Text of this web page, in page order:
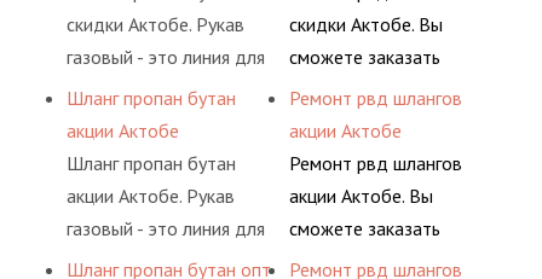
(кислород, аргон, метан,
пропан, бутан,
определенными
элементами системы.
скидки Актобе. Рукав
газовый - это линия для
подачи сжатого
воздуха и различных
типов сжиженного газа
(кислород, аргон, метан,
пропан, бутан,
Шланг пропан бутан
акции Актобе
Шланг пропан бутан
акции Актобе. Рукав
газовый - это линия для
подачи сжатого
Шланг пропан бутан опт
долговременного
комплексного
гидросистем Вашего
предприятия.
скидки Актобе. Вы
сможете заказать
сервис РВД на разовой
основе либо на
условиях
долговременного
комплексного
Ремонт рвд шлангов
акции Актобе
Ремонт рвд шлангов
акции Актобе. Вы
сможете заказать
сервис РВД на разовой
Ремонт рвд шлангов